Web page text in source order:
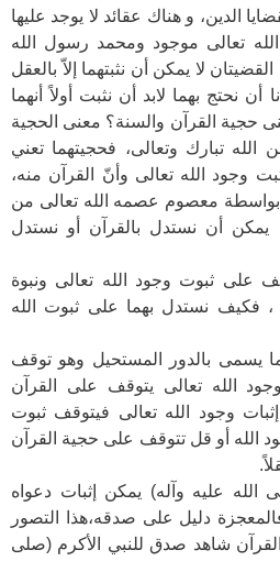
الدين، و هناك عقائد لا يوجد عليها
تعالى موجود ومحمد رسول الله
لا يمكن أن نثبتهما إلاّ بالعقل
أن نحتج بهما لابد أن نثبت أولاً أنهما
حجية القرآن والسنة؟ معنى الحجية
الله تبارك وتعالى، فحجيتهما تعني
وجود الله تعالى وأنّ القرآن منه،
بواسطة معصوم عصمه الله تعالى من
يمكن أن نستدل بالقرآن أو نستدل
على ثبوت وجود الله تعالى ونبوة
، فكيف نستدل بهما على ثبوت الله
ما يسمى بالدور المستحيل وهو توقف
الله تعالى يتوقف على القرآن
وجود الله تعالى فيتوقف ثبوت
الله أو قل تتوقف على حجية القرآن
الله عليه وآله) يمكن إثبات دعواه
دليل على صدقه،هذا التصور
شاهد صدق للنبي الأكرم (صلى